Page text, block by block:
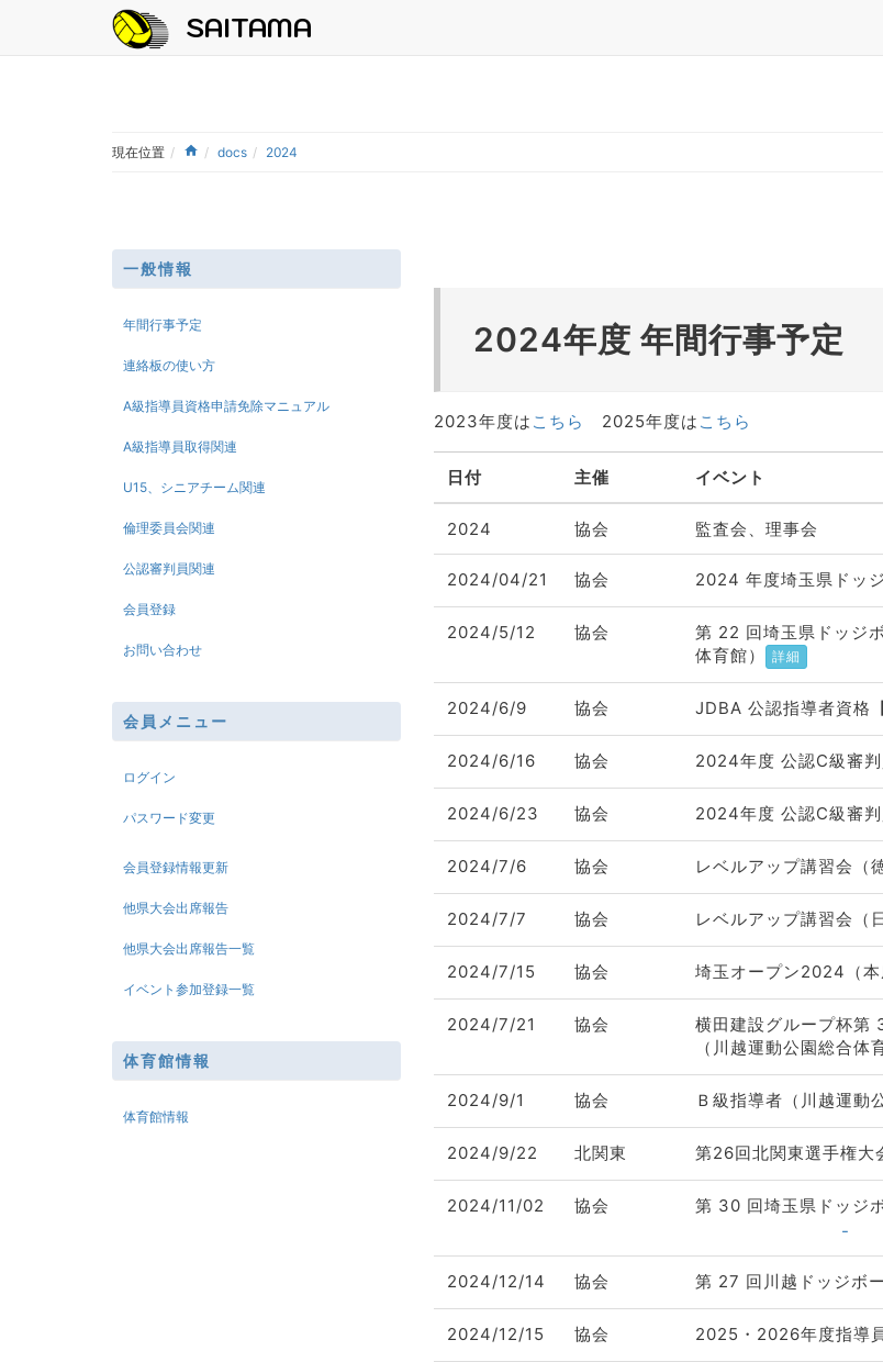
SAITAMA
現在位置 docs 2024
一般情報
年間行事予定
連絡板の使い方
A級指導員資格申請免除マニュアル
A級指導員取得関連
U15、シニアチーム関連
倫理委員会関連
公認審判員関連
会員登録
お問い合わせ
会員メニュー
ログイン
パスワード変更
会員登録情報更新
他県大会出席報告
他県大会出席報告一覧
イベント参加登録一覧
体育館情報
体育館情報
2024年度 年間行事予定
2023年度は こちら 2025年度は こちら
日付 主催 イベント
2024 協会 監査会、理事会
2024/04/21 協会 2024 年度埼玉県ドッ
2024/5/12 協会
第 22 回埼玉県ドッジ
体育館）
詳細
2024/6/9 協会 JDBA 公認指導者資格
2024/6/16 協会 2024年度 公認C級審判
2024/6/23 協会 2024年度 公認C級審
2024/7/6 協会 レベルアップ講習会（
2024/7/7 協会 レベルアップ講習会（
2024/7/15 協会 埼玉オープン2024（本
2024/7/21 協会
横田建設グループ杯第
（川越運動公園総合体
2024/9/1 協会 Ｂ級指導者（川越運動
2024/9/22 北関東 第26回北関東選手権大
2024/11/02 協会 第 30 回埼玉県ドッジ
-
2024/12/14 協会 第 27 回川越ドッジボ
2024/12/15 協会 2025・2026年度指導